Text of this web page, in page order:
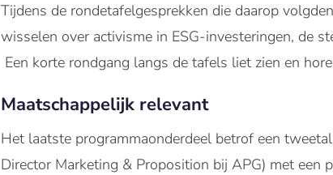
Tijdens de rondetafelgesprekken die daarop
wisselen over activisme in ESG-investeringen, de
Een korte rondgang langs de tafels liet zien en
Maatschappelijk relevant
Het laatste programmaonderdeel betrof een
Director Marketing & Proposition bij APG) met